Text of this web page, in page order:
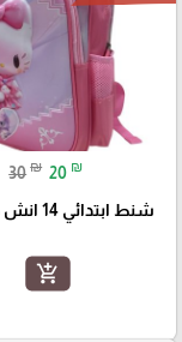
30 ₪ 20 ₪
شنط ابتدائي 14 انش هلو كتي
add_shopping_cart